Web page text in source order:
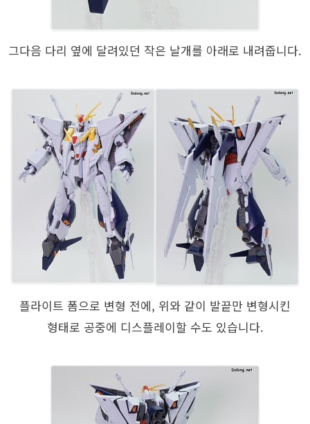
그다음 다리 옆에 달려있던 작은 날개를 아래로 내려줍니다.
플라이트 폼으로 변형 전에, 위와 같이 발끝만 변형시킨
형태로 공중에 디스플레이할 수도 있습니다.